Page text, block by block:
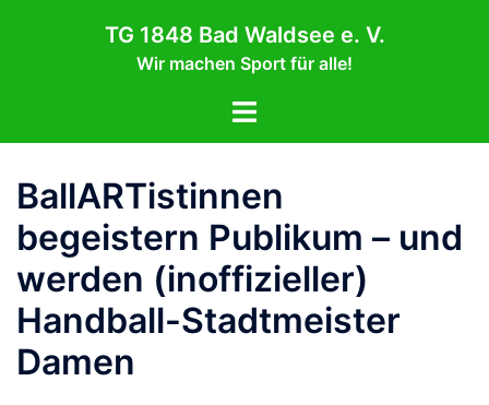
TG 1848 Bad Waldsee e. V.
Wir machen Sport für alle!
Menü
BallARTistinnen
begeistern Publikum – und
werden (inoffizieller)
Handball-Stadtmeister
Damen